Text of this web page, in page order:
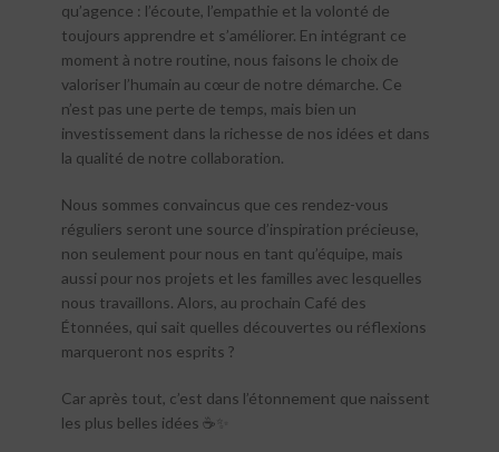
qu’agence : l’écoute, l’empathie et la volonté de
toujours apprendre et s’améliorer. En intégrant ce
moment à notre routine, nous faisons le choix de
valoriser l’humain au cœur de notre démarche. Ce
n’est pas une perte de temps, mais bien un
investissement dans la richesse de nos idées et dans
la qualité de notre collaboration.
Nous sommes convaincus que ces rendez-vous
réguliers seront une source d’inspiration précieuse,
non seulement pour nous en tant qu’équipe, mais
aussi pour nos projets et les familles avec lesquelles
nous travaillons. Alors, au prochain Café des
Étonnées, qui sait quelles découvertes ou réflexions
marqueront nos esprits ?
Car après tout, c’est dans l’étonnement que naissent
les plus belles idées ☕✨